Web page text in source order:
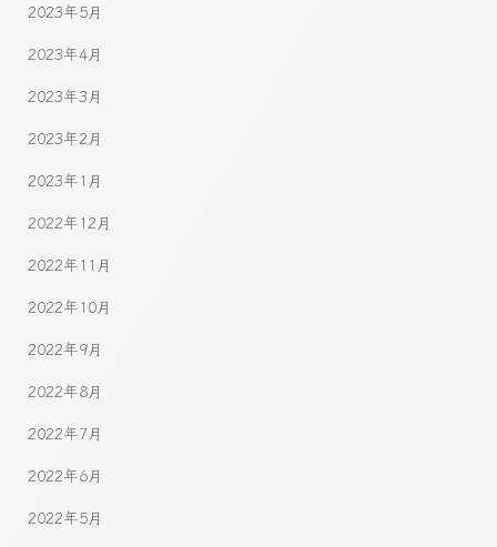
2023年5月
2023年4月
2023年3月
2023年2月
2023年1月
2022年12月
2022年11月
2022年10月
2022年9月
2022年8月
2022年7月
2022年6月
2022年5月